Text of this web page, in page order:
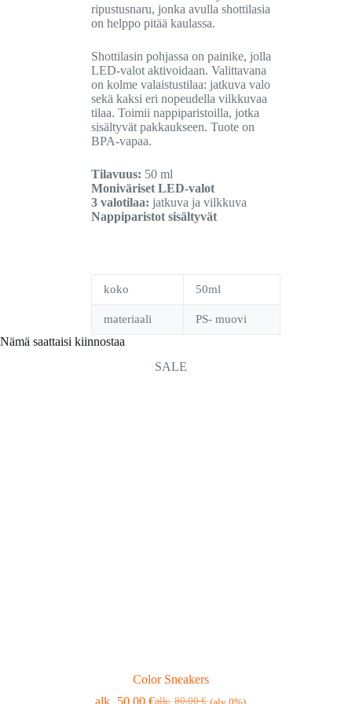
ripustusnaru, jonka avulla shottilasia
on helppo pitää kaulassa.
Shottilasin pohjassa on painike, jolla
LED-valot aktivoidaan. Valittavana
on kolme valaistustilaa: jatkuva valo
sekä kaksi eri nopeudella vilkkuvaa
tilaa. Toimii nappiparistoilla, jotka
sisältyvät pakkaukseen. Tuote on
BPA-vapaa.
Tilavuus: 50 ml
Moniväriset LED-valot
3 valotilaa: jatkuva ja vilkkuva
Nappiparistot sisältyvät
koko 50ml
materiaali PS- muovi
Nämä saattaisi kiinnostaa
SALE
Color Sneakers
80,00€
50,00€